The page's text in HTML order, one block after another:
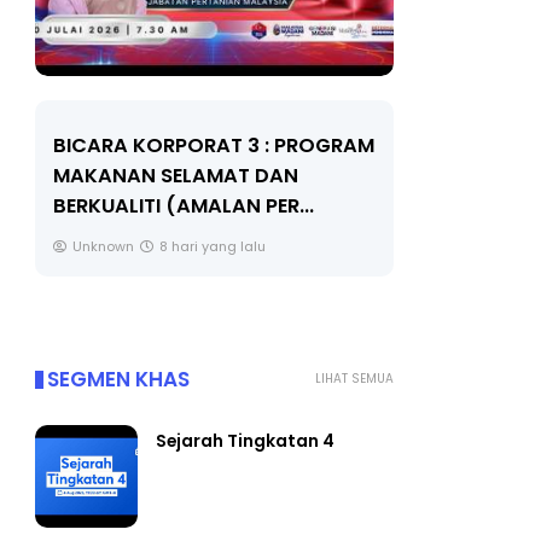
BICARA KORPORAT 3 : PROGRAM
MAKANAN SELAMAT DAN
BERKUALITI (AMALAN PER...
Unknown 8 hari yang lalu
LIHAT SEMUA
SEGMEN KHAS
Sejarah Tingkatan 4